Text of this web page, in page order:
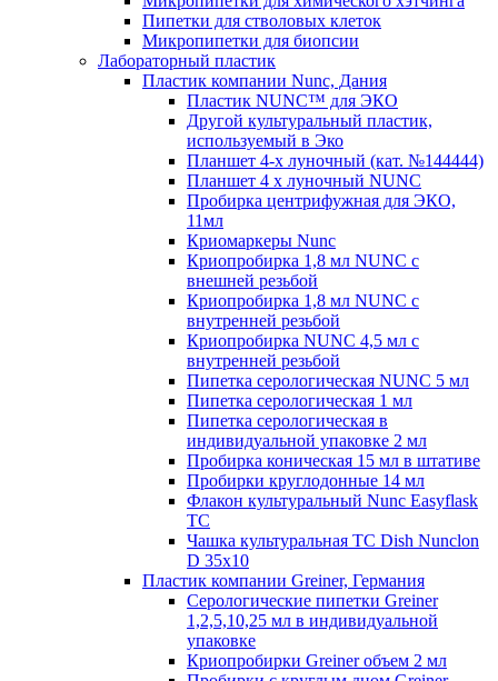
Пипетки для стволовых клеток
Микропипетки для биопсии
Лабораторный пластик
Пластик компании Nunc, Дания
Пластик NUNC™ для ЭКО
Другой культуральный пластик,
используемый в Эко
Планшет 4-х луночный (кат. №144444)
Планшет 4 х луночный NUNC
Пробирка центрифужная для ЭКО,
11мл
Криомаркеры Nunc
Криопробирка 1,8 мл NUNC с
внешней резьбой
Криопробирка 1,8 мл NUNC с
внутренней резьбой
Криопробирка NUNC 4,5 мл с
внутренней резьбой
Пипетка серологическая NUNC 5 мл
Пипетка серологическая 1 мл
Пипетка серологическая в
индивидуальной упаковке 2 мл
Пробирка коническая 15 мл в штативе
Пробирки круглодонные 14 мл
Флакон культуральный Nunc Easyflask
TC
Чашка культуральная TC Dish Nunclon
D 35x10
Пластик компании Greiner, Германия
Серологические пипетки Greiner
1,2,5,10,25 мл в индивидуальной
упаковке
Криопробирки Greiner объем 2 мл